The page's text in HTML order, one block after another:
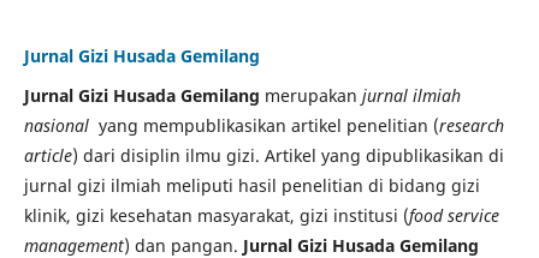
Jurnal Gizi Husada Gemilang
Jurnal Gizi Husada Gemilang merupakan jurnal ilmiah
nasionalyang mempublikasikan artikel penelitian (research
article) dari disiplin ilmu gizi. Artikel yang dipublikasikan di
jurnal gizi ilmiah meliputi hasil penelitian di bidang gizi
klinik, gizi kesehatan masyarakat, gizi institusi (food service
management) dan pangan. Jurnal Gizi Husada Gemilang